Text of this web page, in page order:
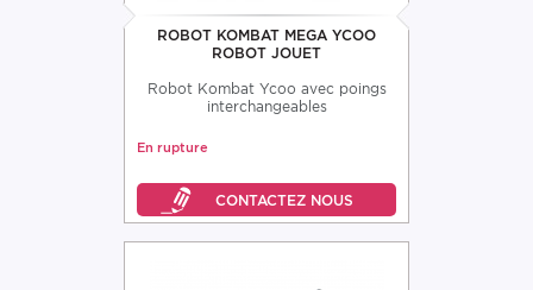
ROBOT KOMBAT MEGA YCOO
ROBOT JOUET
Robot Kombat Ycoo avec poings
interchangeables
En rupture